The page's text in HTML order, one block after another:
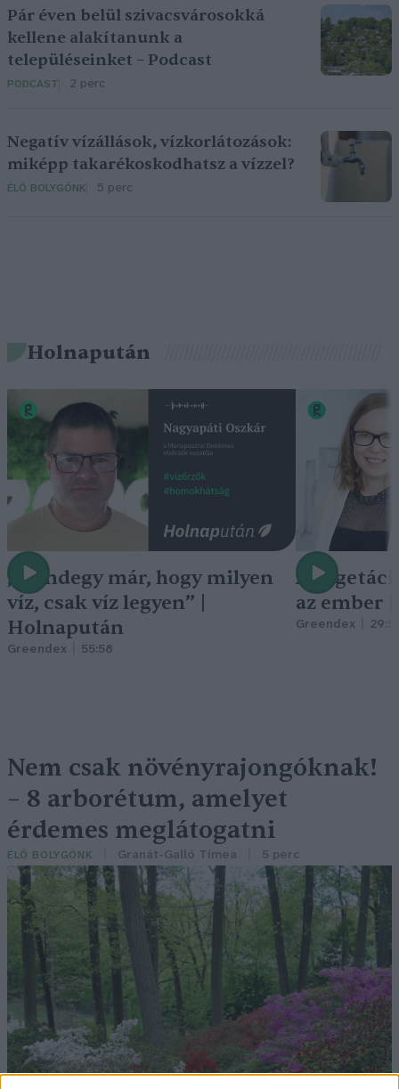
Pár éven belül szivacsvárosokká
kellene alakítanunk a
településeinket – Podcast
PODCAST 2 perc
Negatív vízállások, vízkorlátozások:
miképp takarékoskodhatsz a vízzel?
ÉLŐ BOLYGÓNK 5 perc
Holnapután
„Mindegy már, hogy milyen
víz, csak víz legyen” |
Holnapután
Greendex 55:58
A
az ember
Greendex
Nem csak növényrajongóknak!
– 8 arborétum, amelyet
érdemes meglátogatni
ÉLŐ BOLYGÓNK Granát-Galló Tímea 5 perc